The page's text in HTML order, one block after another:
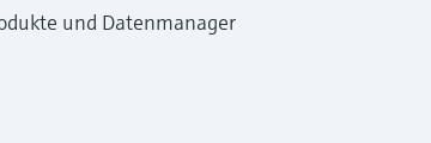
und Datenmanager